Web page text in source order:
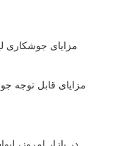
مزایای جوشکاری
مزایای قابل توجه